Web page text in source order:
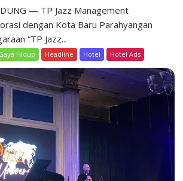
i
t
g
e
e
0
2
G
a
n
— TP Jazz Management
dengan Kota Baru Parahyangan
“TP Jazz...
Hidup Headline Hotel Hotel Ads